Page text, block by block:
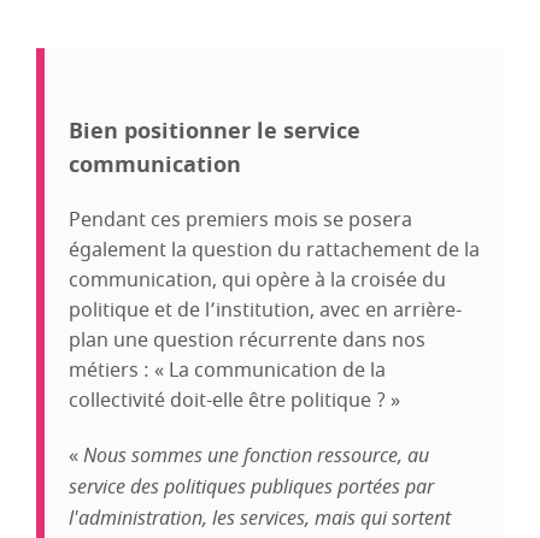
Bien positionner le service
communication
Pendant ces premiers mois se posera
également la question du rattachement de la
communication, qui opère à la croisée du
politique et de l’institution, avec en arrière-
plan une question récurrente dans nos
métiers : « La communication de la
collectivité doit-elle être politique ? »
«Nous sommes une fonction ressource, au
service des politiques publiques portées par
l'administration, les services, mais qui sortent